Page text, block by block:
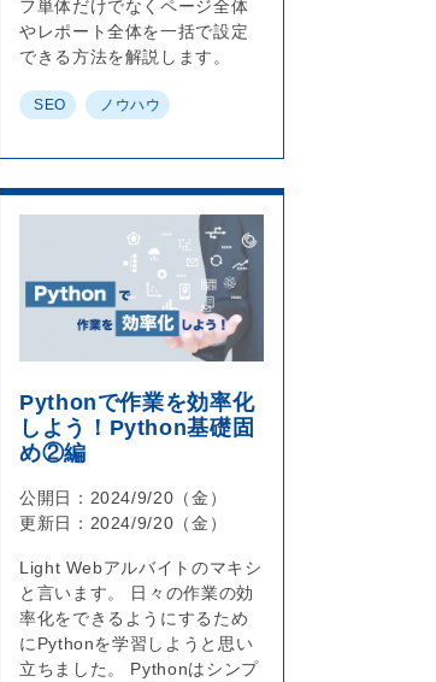
フ単体だけでなくページ全体
やレポート全体を一括で設定
できる方法を解説します。
SEO ノウハウ
Pythonで作業を効率化
しよう！Python基礎固
め②編
公開日：2024/9/20（金）
更新日：2024/9/20（金）
Light Webアルバイトのマキシ
と言います。 日々の作業の効
率化をできるようにするため
にPythonを学習しようと思い
立ちました。 Pythonはシンプ